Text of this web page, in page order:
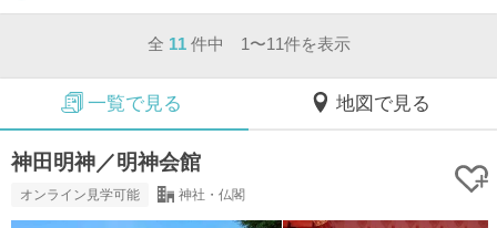
全 11 件中 1〜11件を表示
一覧で見る 地図で見る
神田明神／明神会館
オンライン見学可能 神社・仏閣